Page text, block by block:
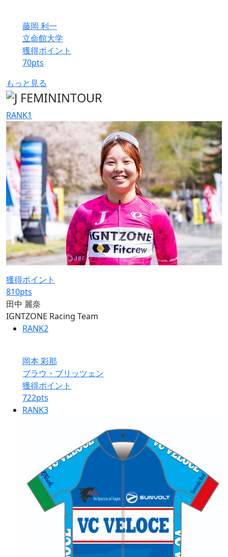
藤岡 利一
立命館大学
獲得ポイント
70pts
もっと見る
RANK1
獲得ポイント
810pts
田中 麗奈
IGNTZONE Racing Team
RANK2
岡本 彩那
ブラウ・ブリッツェン
獲得ポイント
722pts
RANK3